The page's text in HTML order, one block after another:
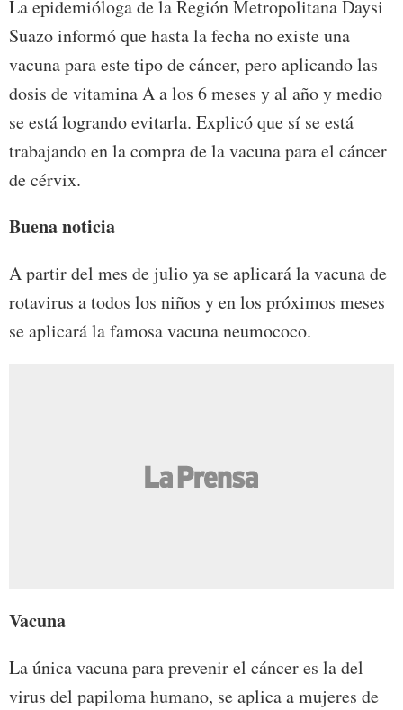
La epidemióloga de la Región Metropolitana Daysi
Suazo informó que hasta la fecha no existe una
vacuna para este tipo de cáncer, pero aplicando las
dosis de vitamina A a los 6 meses y al año y medio
se está logrando evitarla. Explicó que sí se está
trabajando en la compra de la vacuna para el cáncer
de cérvix.
Buena noticia
A partir del mes de julio ya se aplicará la vacuna de
rotavirus a todos los niños y en los próximos meses
se aplicará la famosa vacuna neumococo.
Vacuna
La única vacuna para prevenir el cáncer es la del
virus del papiloma humano, se aplica a mujeres de